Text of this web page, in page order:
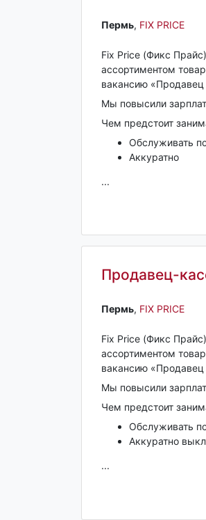
Пермь‎, FIX PRICE
Fix Price (Фикс
ассортиментом
вакансию
Мы повысили
Чем предстоит
Обслуживать
Аккуратно
...
Продавец-
Пермь‎, FIX PRICE
Fix Price (Фикс
ассортиментом
вакансию
Мы повысили
Чем предстоит
Обслуживать
Аккуратно
...